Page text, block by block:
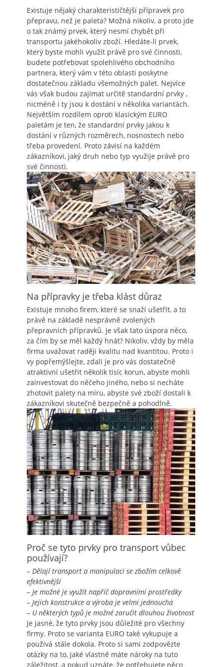
Existuje nějaký charakterističtější přípravek pro
přepravu, než je paleta? Možná nikoliv, a proto jde
o tak známý prvek, který nesmí chybět při
transportu jakéhokoliv zboží. Hledáte-li prvek,
který byste mohli využít právě pro své činnosti,
budete potřebovat spolehlivého obchodního
partnera, který vám v této oblasti poskytne
dostatečnou základu všemožných palet. Nejvíce
vás však budou zajímat určitě standardní prvky ,
nicméně i ty jsou k dostání v několika variantách.
Největším rozdílem oproti klasickým EURO
paletám je ten, že standardní prvky jakou k
dostání v různých rozměrech, nosnostech nebo
třeba provedení. Proto závisí na každém
zákazníkovi, jaký druh nebo typ využije právě pro
své činnosti.
Na přípravky je třeba klást důraz
Existuje mnoho firem, které se snaží ušetřit, a to
právě na základě nesprávně zvolených
přepravních přípravků. Je však tato úspora něco,
za čím by se měl každý hnát? Nikoliv, vždy by měla
firma uvažovat raději kvalitu nad kvantitou. Proto i
vy popřemýšlejte, zdali je pro vás dostatečně
atraktivní ušetřit několik tisíc korun, abyste mohli
zainvestovat do něčeho jiného, nebo si necháte
zhotovit palety na míru, abyste své zboží dostali k
zákazníkovi skutečně bezpečně a pohodlně.
Proč se tyto prvky pro transport vůbec
používají?
– Dělají transport a manipulaci se zbožím celkově
efektivnější
– Je možné je využít napříč dopravními prostředky
– Jejich konstrukce a výroba je velmi jednouchá
– U některých typů je možné zaručit dlouhou životnost
Je jasné, že tyto prvky jsou důležité pro všechny
firmy. Proto se varianta EURO také vykupuje a
používá stále dokola. Proto si sami zodpovězte
otázky na to, jaké vlastně máte nároky na tuto
záležitost, a pokud uznáte, že potřebujete něco